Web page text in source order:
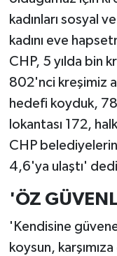
kadınları sosyal
kadını eve
CHP, 5 yılda bin
802'nci kreşimiz
hedefi koyduk,
lokantası 172,
CHP
4,6'ya ulaştı'
'ÖZ
'Kendisine
koysun,